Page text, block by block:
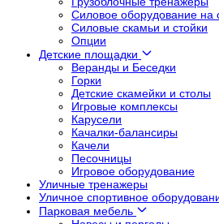
Силовое оборудование на
Силовые скамьи и стойки
Опции
Детские площадки
Веранды и Беседки
Горки
Детские скамейки и столы
Игровые комплексы
Карусели
Качалки-балансиры
Качели
Песочницы
Игровое оборудование
Уличные тренажеры
Уличное спортивное
Парковая мебель